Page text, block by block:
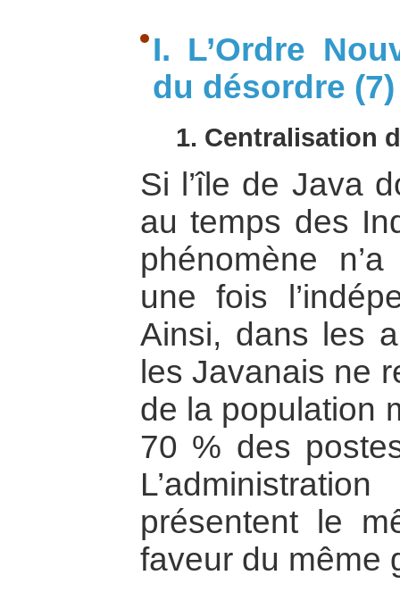
I. L’Ordre
du désordre (7)
1. Centralisation
Si l’île de Java
au temps des
phénomène
une fois
Ainsi, dans les
les Javanais ne
de la population
70 % des
présentent le
faveur du même